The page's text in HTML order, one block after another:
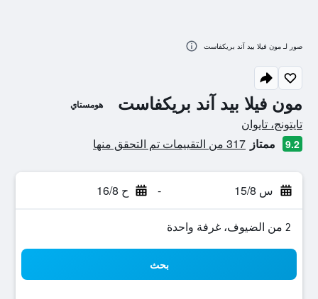
مون فيلا بيد آند بريكفاست هومستاي
تقييم فئة 0
تايتونج، تايوان
9.2 ممتاز 317 من التقييمات تم التحقق منها
س 15/8 - ح 16/8
2 من الضيوف، غرفة واحدة
بحث
صور لـ مون فيلا بيد آند بريكفاست